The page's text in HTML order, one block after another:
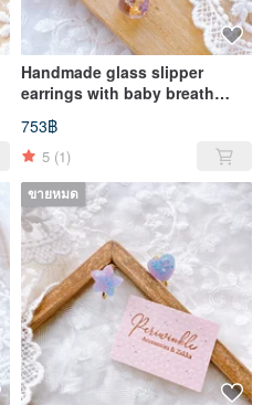
Handmade glass slipper
earrings with baby breath
flowers and snowflake charm
753฿
5 (1)
ขายหมด